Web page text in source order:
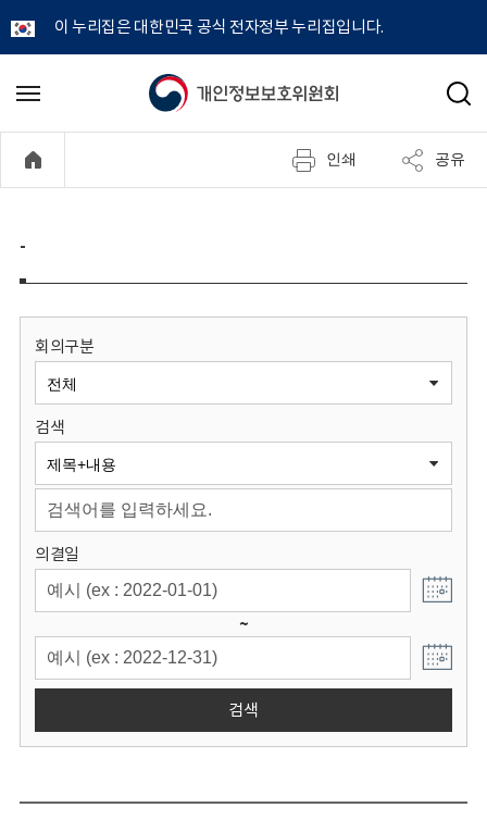
이 누리집은 대한민국 공식 전자정부 누리집입니다.
개
정
보
원
회
메
기
검
인쇄 공유
-
회의구분
검색
의결일
~
검색